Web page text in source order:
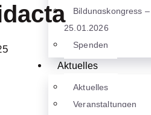
Bildungskongress –
25.01.2026
Spenden
Aktuelles
Aktuelles
Veranstaltungen